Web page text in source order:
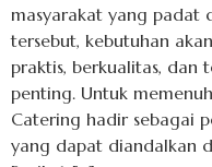
masyarakat yang padat
tersebut, kebutuhan
praktis, berkualitas, dan
penting. Untuk
Catering hadir sebagai
yang dapat diandalkan